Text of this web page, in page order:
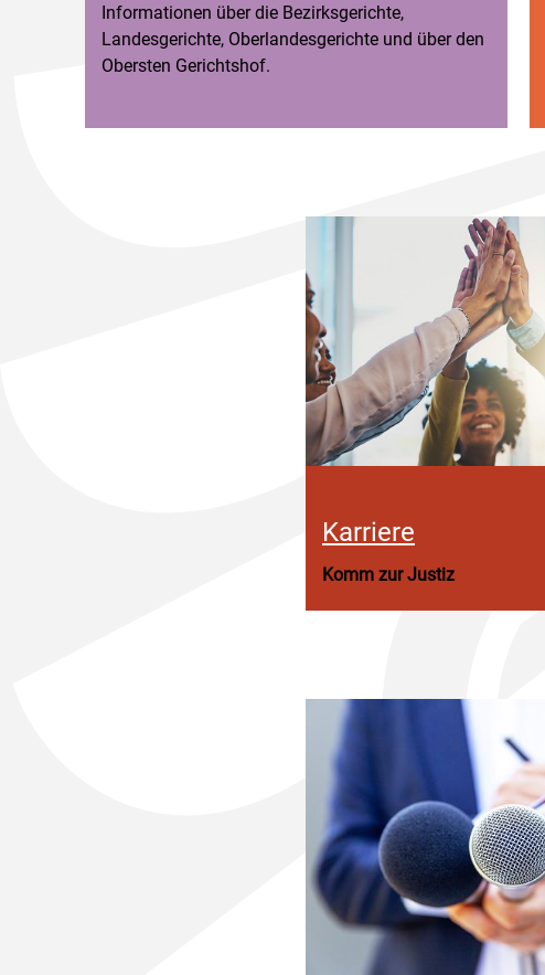
Informationen über die Bezirksgerichte,
Landesgerichte, Oberlandesgerichte und über den
Obersten Gerichtshof.
Karriere
Komm zur Justiz